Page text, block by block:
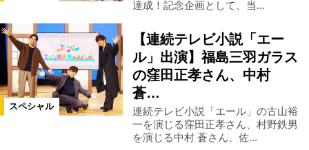
達成！記念企画として、当...
スペシャル
【連続テレビ小説「エー
ル」出演】福島三羽ガラス
の窪田正孝さん、中村
蒼…
連続テレビ小説「エール」の古山裕
一を演じる窪田正孝さん、村野鉄男
を演じる中村 蒼さん、佐...